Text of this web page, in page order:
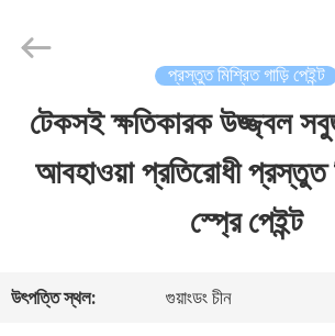
বাড়ি
ভিডিও
Chemical
Reserved.
প্রস্তুত মিশ্রিত গাড়ি পেইন্ট
টেকসই ক্ষতিকারক উজ্জ্বল
আবহাওয়া প্রতিরোধী প্রস্তুত
স্প্রে পেইন্ট
উৎপত্তি স্থল: গুয়াংডং চীন